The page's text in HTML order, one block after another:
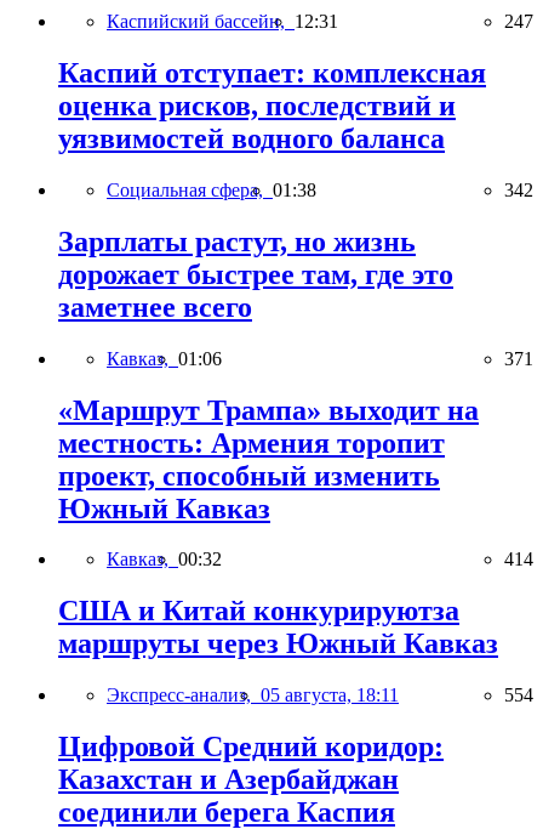
Каспийский бассейн, 12:31 247
Каспий отступает: комплексная
оценка рисков, последствий и
уязвимостей водного баланса
Социальная сфера, 01:38 342
Зарплаты растут, но жизнь
дорожает быстрее там, где это
заметнее всего
Кавказ, 01:06 371
«Маршрут Трампа» выходит на
местность: Армения торопит
проект, способный изменить
Южный Кавказ
Кавказ, 00:32 414
США и Китай конкурируютза
маршруты через Южный Кавказ
Экспресс-анализ, 05 августа, 18:11 554
Цифровой Средний коридор:
Казахстан и Азербайджан
соединили берега Каспия